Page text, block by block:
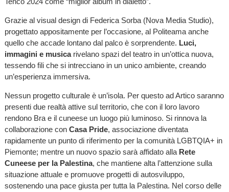
Grazie al visual design di Federica Sorba (Nova Media Studio),
progettato appositamente per l’occasione, al Politeama anche
quello che accade lontano dal palco è sorprendente. Luci,
immagini e musicarivelano spazi del teatro in un’ottica nuova,
tessendo fili che si intrecciano in un unico ambiente, creando
un’esperienza immersiva.
Nessun progetto culturale è un’isola. Per questo ad Artico saranno
presenti due realtà attive sul territorio, che con il loro lavoro
rendono Bra e il cuneese un luogo più luminoso. Si rinnova la
collaborazione con Casa Pride, associazione diventata
rapidamente un punto di riferimento per la comunità LGBTQIA+ in
Piemonte; mentre un nuovo spazio sarà affidato alla Rete
Cuneese per la Palestina, che mantiene alta l’attenzione sulla
situazione attuale e promuove progetti di autosviluppo,
sostenendo una pace giusta per tutta la Palestina. Nel corso delle